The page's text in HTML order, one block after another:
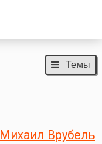
Темы
Михаил Врубель